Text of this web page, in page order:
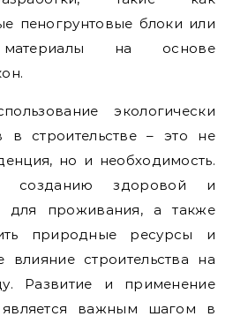
пеногрунтовые блоки или
материалы на основе
экологически
в строительстве – это не
но и необходимость.
созданию здоровой и
для проживания, а также
природные ресурсы и
влияние строительства на
Развитие и применение
является важным шагом в